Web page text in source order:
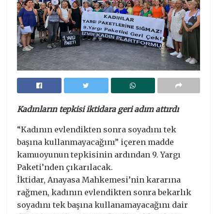
Kadınların tepkisi iktidara geri adım attırdı
“Kadının evlendikten sonra soyadını tek
başına kullanmayacağını” içeren madde
kamuoyunun tepkisinin ardından 9. Yargı
Paketi’nden çıkarılacak.
İktidar, Anayasa Mahkemesi’nin kararına
rağmen, kadının evlendikten sonra bekarlık
soyadını tek başına kullanamayacağını dair